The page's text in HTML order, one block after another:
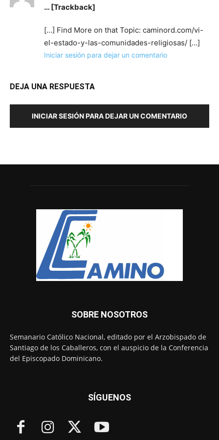
… [Trackback]
[…] Find More on that Topic: caminord.com/vi-
el-estado-y-las-comunidades-religiosas/ […]
Iniciar sesión para dejar un comentario
DEJA UNA RESPUESTA
INICIAR SESIÓN PARA DEJAR UN COMENTARIO
SOBRE NOSOTROS
Semanario Católico Nacional, editado por el Arzobispado de
Santiago de los Caballeros, con el auspicio de la Conferencia
del Episcopado Dominicano.
SÍGUENOS